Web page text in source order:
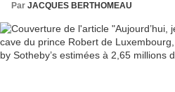
Par JACQUES BERTHOMEAU